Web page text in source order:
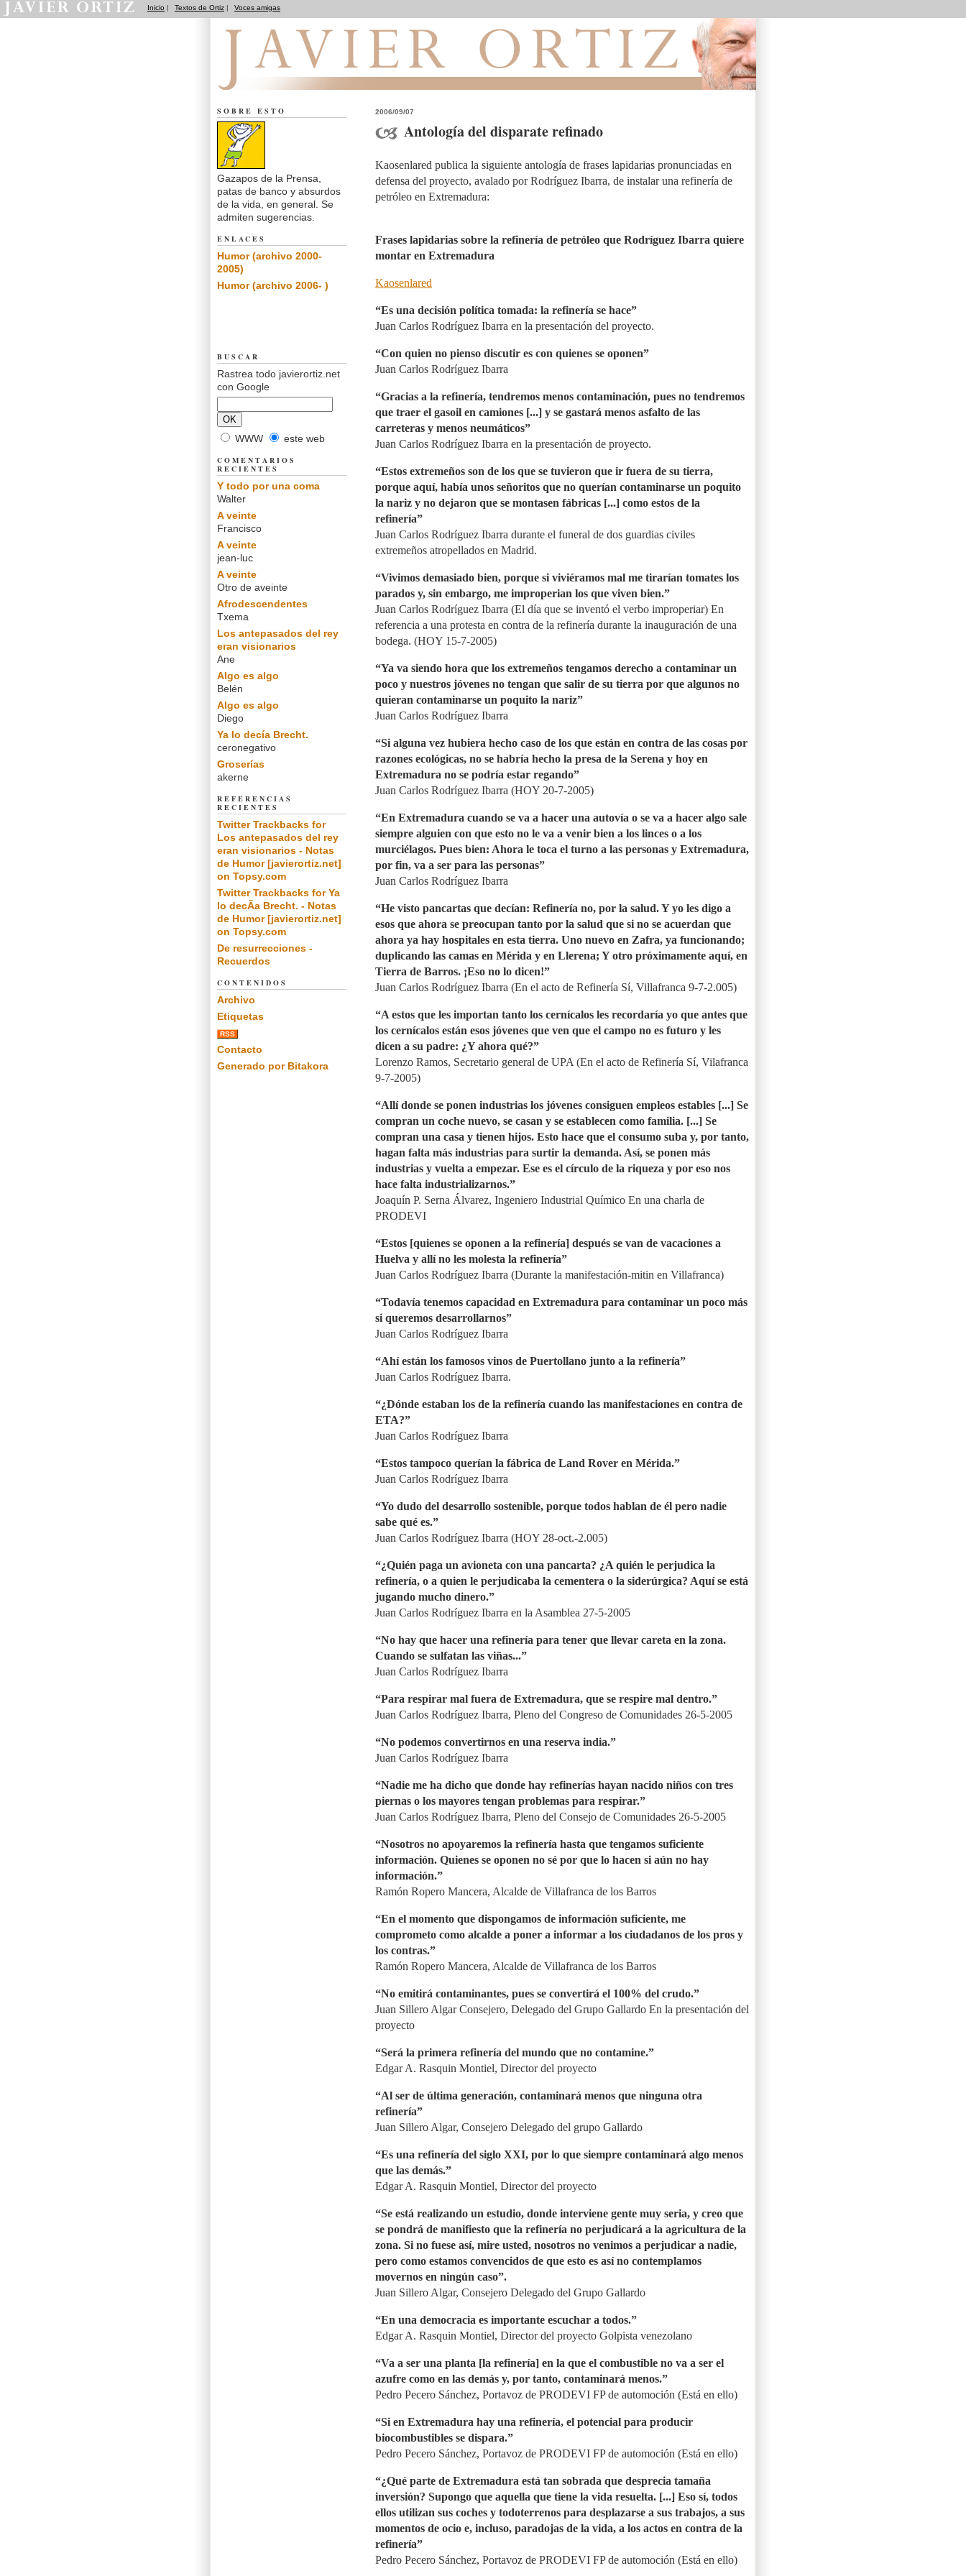
Inicio | Textos de Ortiz | Voces amigas
2006/09/07
Antología del disparate refinado
Kaosenlared publica la siguiente antología de frases lapidarias pronunciadas en
defensa del proyecto, avalado por Rodríguez Ibarra, de instalar una refinería de
petróleo en Extremadura:
Frases lapidarias sobre la refinería de petróleo que Rodríguez Ibarra quiere
montar en Extremadura
Kaosenlared
“Es una decisión política tomada: la refinería se hace”
Juan Carlos Rodríguez Ibarra en la presentación del proyecto.
“Con quien no pienso discutir es con quienes se oponen”
Juan Carlos Rodríguez Ibarra
“Gracias a la refinería, tendremos menos contaminación, pues no tendremos
que traer el gasoil en camiones [...] y se gastará menos asfalto de las
carreteras y menos neumáticos”
Juan Carlos Rodríguez Ibarra en la presentación de proyecto.
“Estos extremeños son de los que se tuvieron que ir fuera de su tierra,
porque aquí, había unos señoritos que no querían contaminarse un poquito
la nariz y no dejaron que se montasen fábricas [...] como estos de la
refinería”
Juan Carlos Rodríguez Ibarra durante el funeral de dos guardias civiles
extremeños atropellados en Madrid.
“Vivimos demasiado bien, porque si viviéramos mal me tirarían tomates los
parados y, sin embargo, me improperian los que viven bien.”
Juan Carlos Rodríguez Ibarra (El día que se inventó el verbo improperiar) En
referencia a una protesta en contra de la refinería durante la inauguración de una
bodega. (HOY 15-7-2005)
“Ya va siendo hora que los extremeños tengamos derecho a contaminar un
poco y nuestros jóvenes no tengan que salir de su tierra por que algunos no
quieran contaminarse un poquito la nariz”
Juan Carlos Rodríguez Ibarra
“Si alguna vez hubiera hecho caso de los que están en contra de las cosas por
razones ecológicas, no se habría hecho la presa de la Serena y hoy en
Extremadura no se podría estar regando”
Juan Carlos Rodríguez Ibarra (HOY 20-7-2005)
“En Extremadura cuando se va a hacer una autovía o se va a hacer algo sale
siempre alguien con que esto no le va a venir bien a los linces o a los
murciélagos. Pues bien: Ahora le toca el turno a las personas y Extremadura,
por fin, va a ser para las personas”
Juan Carlos Rodríguez Ibarra
“He visto pancartas que decían: Refinería no, por la salud. Y yo les digo a
esos que ahora se preocupan tanto por la salud que si no se acuerdan que
ahora ya hay hospitales en esta tierra. Uno nuevo en Zafra, ya funcionando;
duplicando las camas en Mérida y en Llerena; Y otro próximamente aquí, en
Tierra de Barros. ¡Eso no lo dicen!”
Juan Carlos Rodríguez Ibarra (En el acto de Refinería Sí, Villafranca 9-7-2.005)
“A estos que les importan tanto los cernícalos les recordaría yo que antes que
los cernícalos están esos jóvenes que ven que el campo no es futuro y les
dicen a su padre: ¿Y ahora qué?”
Lorenzo Ramos, Secretario general de UPA (En el acto de Refinería Sí, Vilafranca
9-7-2005)
“Allí donde se ponen industrias los jóvenes consiguen empleos estables [...] Se
compran un coche nuevo, se casan y se establecen como familia. [...] Se
compran una casa y tienen hijos. Esto hace que el consumo suba y, por tanto,
hagan falta más industrias para surtir la demanda. Así, se ponen más
industrias y vuelta a empezar. Ese es el círculo de la riqueza y por eso nos
hace falta industrializarnos.”
Joaquín P. Serna Álvarez, Ingeniero Industrial Químico En una charla de
PRODEVI
“Estos [quienes se oponen a la refinería] después se van de vacaciones a
Huelva y allí no les molesta la refinería”
Juan Carlos Rodríguez Ibarra (Durante la manifestación-mitin en Villafranca)
“Todavía tenemos capacidad en Extremadura para contaminar un poco más
si queremos desarrollarnos”
Juan Carlos Rodríguez Ibarra
“Ahí están los famosos vinos de Puertollano junto a la refinería”
Juan Carlos Rodríguez Ibarra.
“¿Dónde estaban los de la refinería cuando las manifestaciones en contra de
ETA?”
Juan Carlos Rodríguez Ibarra
“Estos tampoco querían la fábrica de Land Rover en Mérida.”
Juan Carlos Rodríguez Ibarra
“Yo dudo del desarrollo sostenible, porque todos hablan de él pero nadie
sabe qué es.”
Juan Carlos Rodríguez Ibarra (HOY 28-oct.-2.005)
“¿Quién paga un avioneta con una pancarta? ¿A quién le perjudica la
refinería, o a quien le perjudicaba la cementera o la siderúrgica? Aquí se está
jugando mucho dinero.”
Juan Carlos Rodríguez Ibarra en la Asamblea 27-5-2005
“No hay que hacer una refinería para tener que llevar careta en la zona.
Cuando se sulfatan las viñas...”
Juan Carlos Rodríguez Ibarra
“Para respirar mal fuera de Extremadura, que se respire mal dentro.”
Juan Carlos Rodríguez Ibarra, Pleno del Congreso de Comunidades 26-5-2005
“No podemos convertirnos en una reserva india.”
Juan Carlos Rodríguez Ibarra
“Nadie me ha dicho que donde hay refinerías hayan nacido niños con tres
piernas o los mayores tengan problemas para respirar.”
Juan Carlos Rodríguez Ibarra, Pleno del Consejo de Comunidades 26-5-2005
“Nosotros no apoyaremos la refinería hasta que tengamos suficiente
información. Quienes se oponen no sé por que lo hacen si aún no hay
información.”
Ramón Ropero Mancera, Alcalde de Villafranca de los Barros
“En el momento que dispongamos de información suficiente, me
comprometo como alcalde a poner a informar a los ciudadanos de los pros y
los contras.”
Ramón Ropero Mancera, Alcalde de Villafranca de los Barros
“No emitirá contaminantes, pues se convertirá el 100% del crudo.”
Juan Sillero Algar Consejero, Delegado del Grupo Gallardo En la presentación del
proyecto
“Será la primera refinería del mundo que no contamine.”
Edgar A. Rasquin Montiel, Director del proyecto
“Al ser de última generación, contaminará menos que ninguna otra
refinería”
Juan Sillero Algar, Consejero Delegado del grupo Gallardo
“Es una refinería del siglo XXI, por lo que siempre contaminará algo menos
que las demás.”
Edgar A. Rasquin Montiel, Director del proyecto
“Se está realizando un estudio, donde interviene gente muy seria, y creo que
se pondrá de manifiesto que la refinería no perjudicará a la agricultura de la
zona. Si no fuese así, mire usted, nosotros no venimos a perjudicar a nadie,
pero como estamos convencidos de que esto es así no contemplamos
movernos en ningún caso”.
Juan Sillero Algar, Consejero Delegado del Grupo Gallardo
“En una democracia es importante escuchar a todos.”
Edgar A. Rasquin Montiel, Director del proyecto Golpista venezolano
“Va a ser una planta [la refinería] en la que el combustible no va a ser el
azufre como en las demás y, por tanto, contaminará menos.”
Pedro Pecero Sánchez, Portavoz de PRODEVI FP de automoción (Está en ello)
“Si en Extremadura hay una refinería, el potencial para producir
biocombustibles se dispara.”
Pedro Pecero Sánchez, Portavoz de PRODEVI FP de automoción (Está en ello)
“¿Qué parte de Extremadura está tan sobrada que desprecia tamaña
inversión? Supongo que aquella que tiene la vida resuelta. [...] Eso sí, todos
ellos utilizan sus coches y todoterrenos para desplazarse a sus trabajos, a sus
momentos de ocio e, incluso, paradojas de la vida, a los actos en contra de la
refinería”
Pedro Pecero Sánchez, Portavoz de PRODEVI FP de automoción (Está en ello)
SOBRE ESTO
Gazapos de la Prensa,
patas de banco y absurdos
de la vida, en general. Se
admiten sugerencias.
ENLACES
Humor (archivo 2000-
2005)
Humor (archivo 2006- )
BUSCAR
Rastrea todo javierortiz.net
con Google
WWW este web
COMENTARIOS
RECIENTES
Y todo por una coma
Walter
A veinte
Francisco
A veinte
jean-luc
A veinte
Otro de aveinte
Afrodescendentes
Txema
Los antepasados del rey
eran visionarios
Ane
Algo es algo
Belén
Algo es algo
Diego
Ya lo decía Brecht.
ceronegativo
Groserías
akerne
REFERENCIAS
RECIENTES
Twitter Trackbacks for
Los antepasados del rey
eran visionarios - Notas
de Humor [javierortiz.net]
on Topsy.com
Twitter Trackbacks for Ya
lo decÃ­a Brecht. - Notas
de Humor [javierortiz.net]
on Topsy.com
De resurrecciones -
Recuerdos
CONTENIDOS
Archivo
Etiquetas
RSS
Contacto
Generado por Bitakora